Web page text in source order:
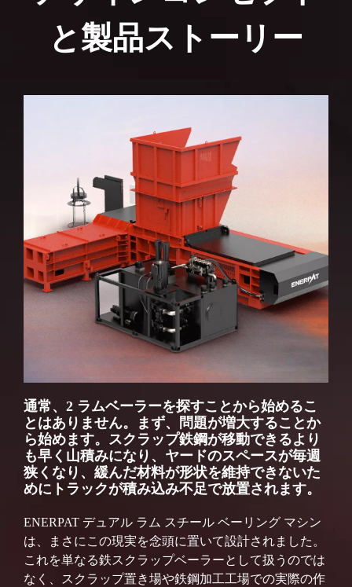
サイクルタイム
油圧 (psi) 4061
モーター出力 (馬力)
寸法 (インチ)
主なラムフォース (米トン)
プッシャーラムフォース (米
トン)
97
ドアロック力(米トン) 47
と製品ストーリー
通常、2 ラムベーラーを探すことから始めるこ
とはありません。まず、問題が増大することか
ら始めます。スクラップ鉄鋼が移動できるより
も早く山積みになり、ヤードのスペースが毎週
狭くなり、緩んだ材料が形状を維持できないた
めにトラックが積み込み不足で放置されます。
ENERPAT デュアル ラム スチール ベーリング マシン
は、まさにこの現実を念頭に置いて設計されました。
これを単なる鉄スクラップベーラーとして扱うのでは
なく、スクラップ置き場や鉄鋼加工工場での実際の作